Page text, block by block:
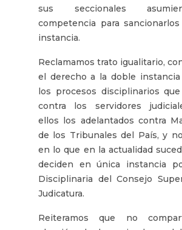
sus seccionales
competencia para
instancia.
Reclamamos trato igualitario,
el derecho a la doble
los procesos disciplinarios
contra los servidores
ellos los adelantados contra
de los Tribunales del País, y
en lo que en la actualidad
deciden en única instancia
Disciplinaria del Consejo
Judicatura.
Reiteramos que no